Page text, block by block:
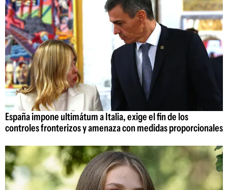
España impone ultimátum a Italia, exige el fin de los
controles fronterizos y amenaza con medidas proporcionales